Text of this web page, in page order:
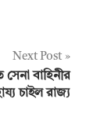
Next Post
বাহিনীর
চাইল রাজ্য